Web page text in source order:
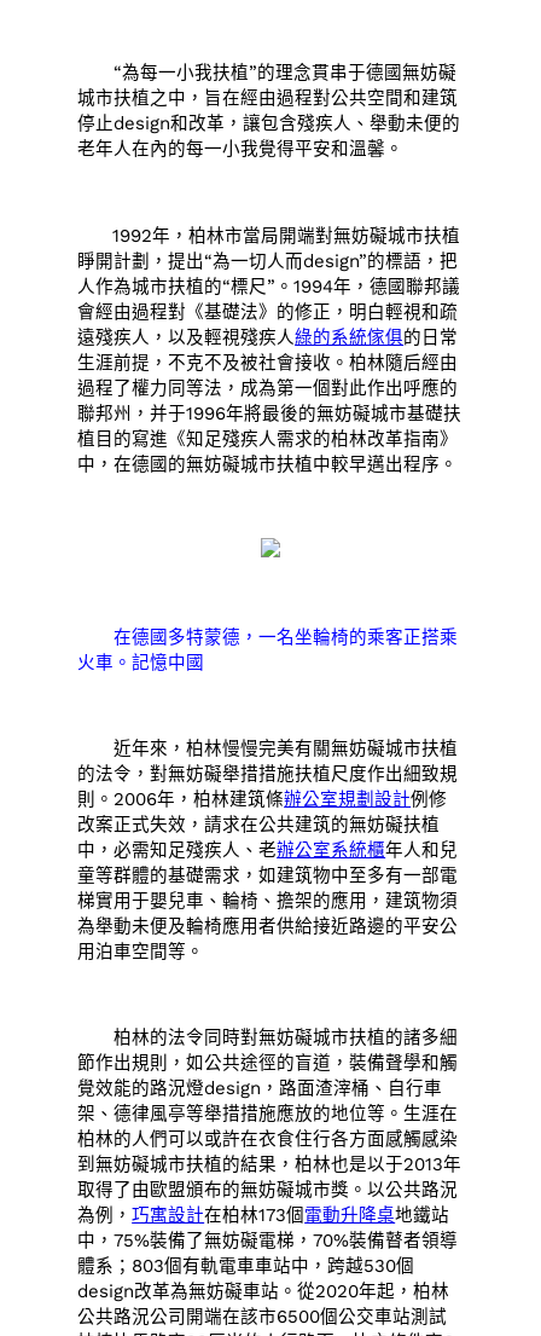
“為每一小我扶植”的理念貫串于德國無妨礙
城市扶植之中，旨在經由過程對公共空間和建筑
停止design和改革，讓包含殘疾人、舉動未便的
老年人在內的每一小我覺得平安和溫馨。
1992年，柏林市當局開端對無妨礙城市扶植
睜開計劃，提出“為一切人而design”的標語，把
人作為城市扶植的“標尺”。1994年，德國聯邦議
會經由過程對《基礎法》的修正，明白輕視和疏
遠殘疾人，以及輕視殘疾人綠的系統傢俱的日常
生涯前提，不克不及被社會接收。柏林隨后經由
過程了權力同等法，成為第一個對此作出呼應的
聯邦州，并于1996年將最後的無妨礙城市基礎扶
植目的寫進《知足殘疾人需求的柏林改革指南》
中，在德國的無妨礙城市扶植中較早邁出程序。
在德國多特蒙德，一名坐輪椅的乘客正搭乘
火車。記憶中國
近年來，柏林慢慢完美有關無妨礙城市扶植
的法令，對無妨礙舉措措施扶植尺度作出細致規
則。2006年，柏林建筑條辦公室規劃設計例修
改案正式失效，請求在公共建筑的無妨礙扶植
中，必需知足殘疾人、老辦公室系統櫃年人和兒
童等群體的基礎需求，如建筑物中至多有一部電
梯實用于嬰兒車、輪椅、擔架的應用，建筑物須
為舉動未便及輪椅應用者供給接近路邊的平安公
用泊車空間等。
柏林的法令同時對無妨礙城市扶植的諸多細
節作出規則，如公共途徑的盲道，裝備聲學和觸
覺效能的路況燈design，路面渣滓桶、自行車
架、德律風亭等舉措措施應放的地位等。生涯在
柏林的人們可以或許在衣食住行各方面感觸感染
到無妨礙城市扶植的結果，柏林也是以于2013年
取得了由歐盟頒布的無妨礙城市獎。以公共路況
為例，巧寓設計在柏林173個電動升降桌地鐵站
中，75%裝備了無妨礙電梯，70%裝備瞽者領導
體系；803個有軌電車車站中，跨越530個
design改革為無妨礙車站。從2020年起，柏林
公共路況公司開端在該市6500個公交車站測試